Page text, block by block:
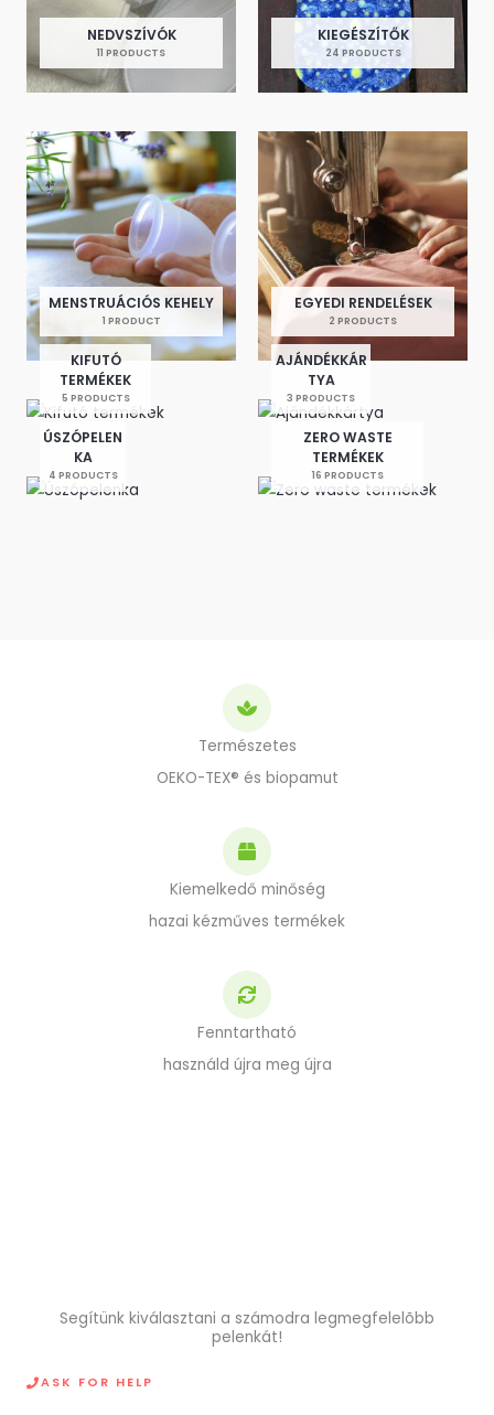
NEDVSZÍVÓK
11 PRODUCTS
KIEGÉSZÍTŐK
24 PRODUCTS
MENSTRUÁCIÓS KEHELY
1 PRODUCT
EGYEDI RENDELÉSEK
2 PRODUCTS
KIFUTÓ
TERMÉKEK
5 PRODUCTS
AJÁNDÉKKÁR
TYA
3 PRODUCTS
ÚSZÓPELEN
KA
4 PRODUCTS
ZERO WASTE
TERMÉKEK
16 PRODUCTS
Természetes
OEKO-TEX® és biopamut
Kiemelkedő minőség
hazai kézműves termékek
Fenntartható
használd újra meg újra
Segítünk kiválasztani a számodra legmegfelelõbb
pelenkát!
ASK FOR HELP